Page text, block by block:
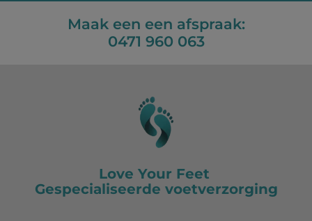
Maak een een afspraak:
0471 960 063
Love Your Feet
Gespecialiseerde voetverzorging